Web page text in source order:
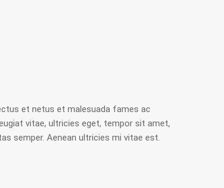
et netus et malesuada fames ac
vitae, ultricies eget, tempor sit amet,
semper. Aenean ultricies mi vitae est.